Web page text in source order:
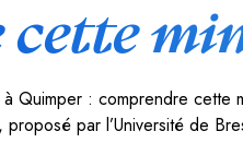
Quimper : comprendre cette
par l’Université de